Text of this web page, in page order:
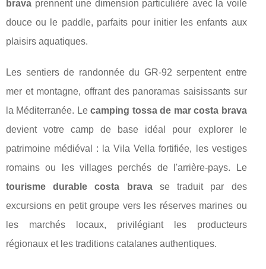
brava prennent une dimension particulière avec la voile
douce ou le paddle, parfaits pour initier les enfants aux
plaisirs aquatiques.
Les sentiers de randonnée du GR-92 serpentent entre
mer et montagne, offrant des panoramas saisissants sur
la Méditerranée. Lecamping tossa de mar costa brava
devient votre camp de base idéal pour explorer le
patrimoine médiéval : la Vila Vella fortifiée, les vestiges
romains ou les villages perchés de l'arrière-pays. Le
tourisme durable costa bravase traduit par des
excursions en petit groupe vers les réserves marines ou
les marchés locaux, privilégiant les producteurs
régionaux et les traditions catalanes authentiques.